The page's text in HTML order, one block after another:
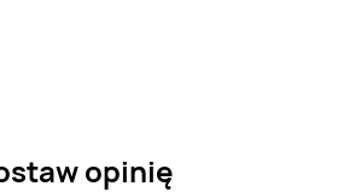
opinię